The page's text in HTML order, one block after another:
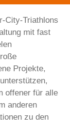
City-Triathlons
mit fast
Projekte,
offener für alle
anderen
zu den